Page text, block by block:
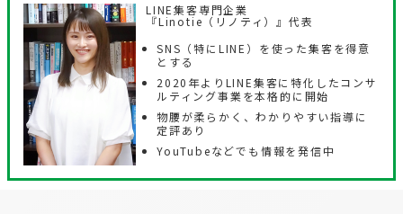
LINE集客専門企業
『Linotie（リノティ）』代表
SNS（特にLINE）を使った集客を得意
とする
2020年よりLINE集客に特化したコンサ
ルティング事業を本格的に開始
物腰が柔らかく、わかりやすい指導に
定評あり
YouTubeなどでも情報を発信中